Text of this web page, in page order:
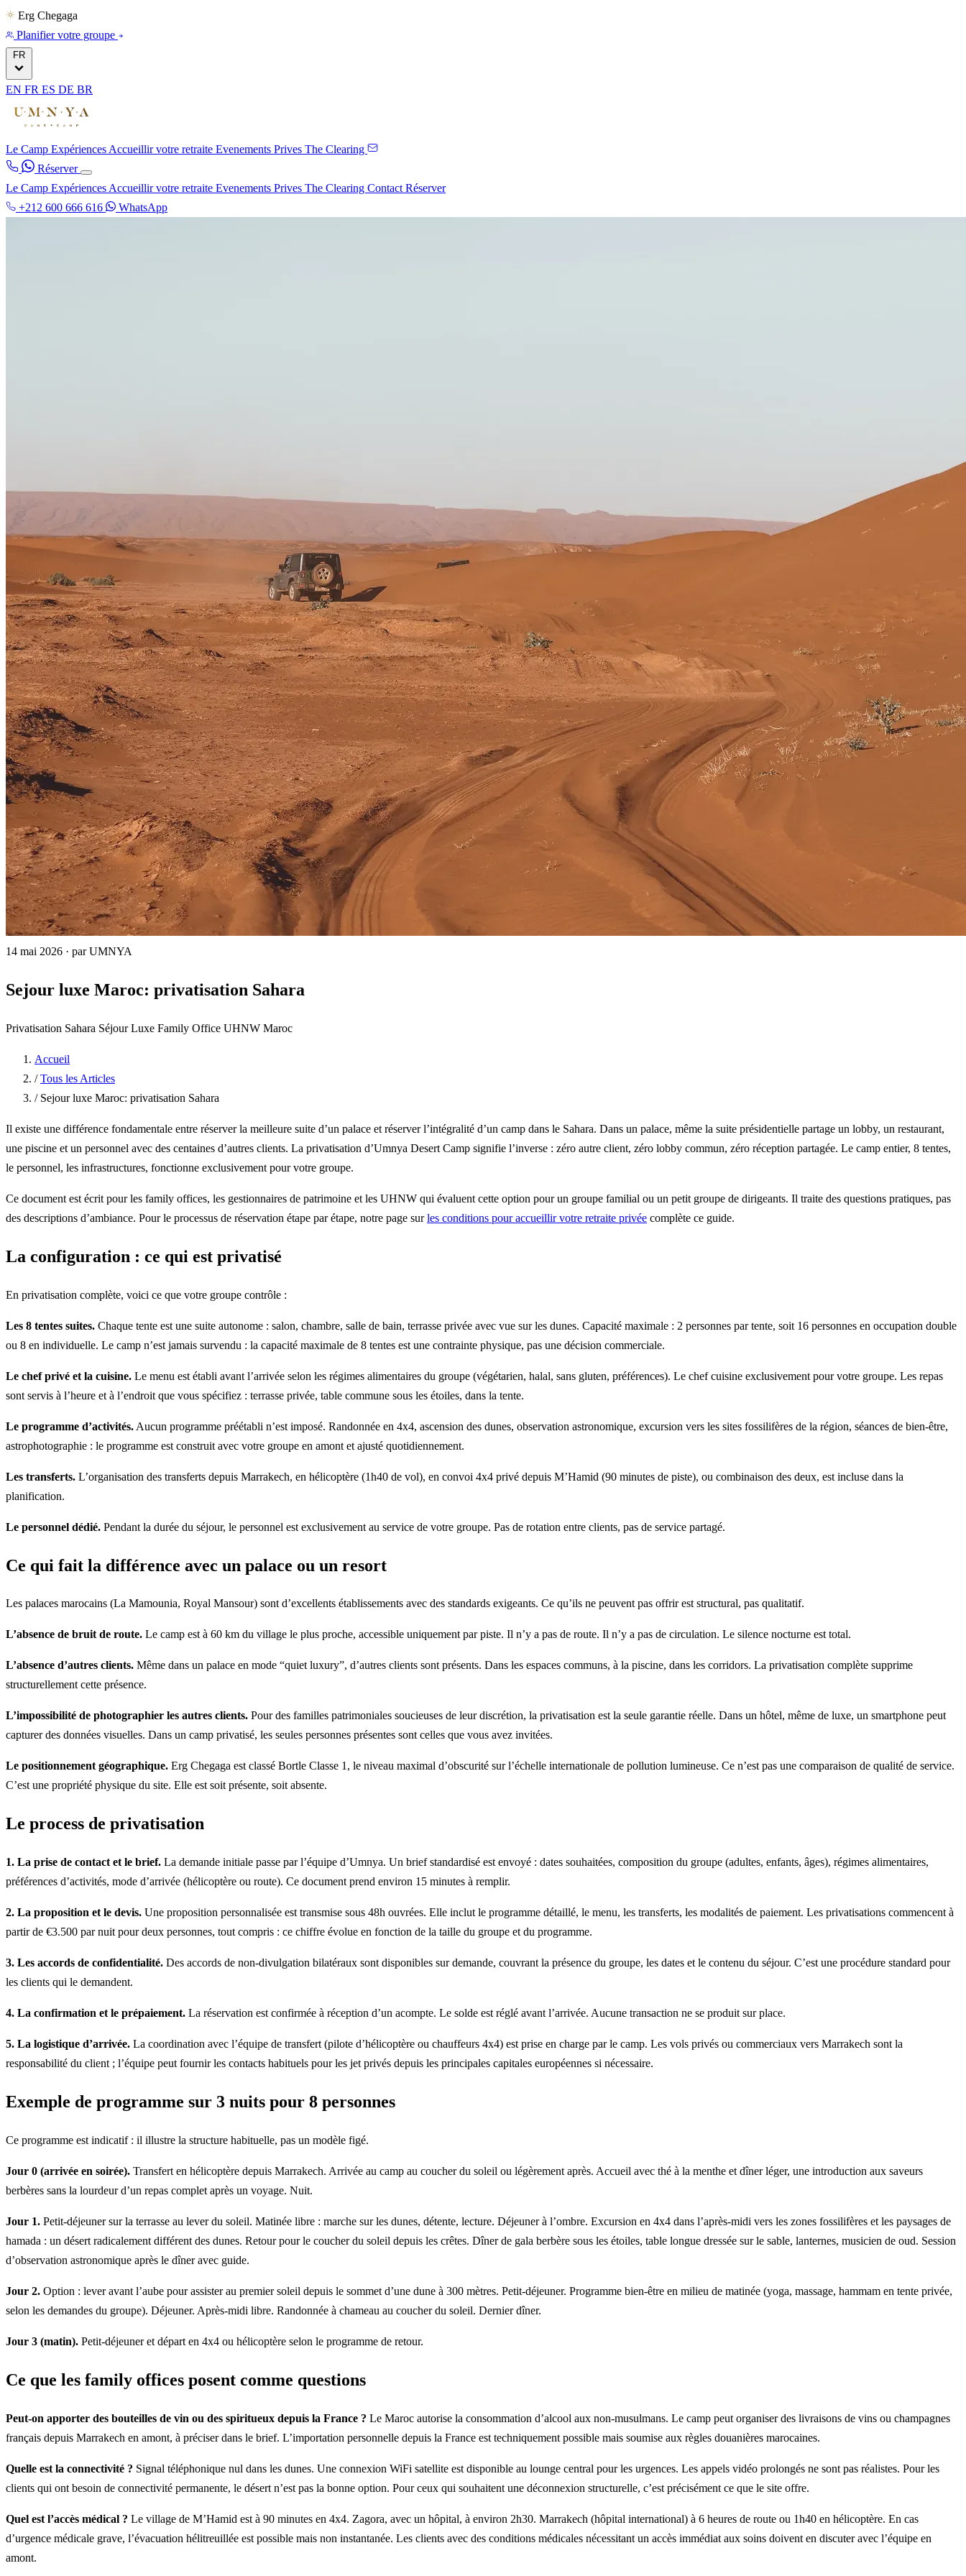
Erg Chegaga
Planifier votre groupe
FR
EN FR ES DE BR
Le Camp Expériences Accueillir votre retraite Evenements Prives The Clearing
Réserver
Le Camp Expériences Accueillir votre retraite Evenements Prives The Clearing Contact Réserver
+212 600 666 616
WhatsApp
14 mai 2026 · par UMNYA
Sejour luxe Maroc: privatisation Sahara
Privatisation Sahara Séjour Luxe Family Office UHNW Maroc
Accueil
/ Tous les Articles
/ Sejour luxe Maroc: privatisation Sahara
Il existe une différence fondamentale entre réserver la meilleure suite d’un palace et réserver l’intégralité d’un camp dans le Sahara. Dans un palace, même la suite présidentielle partage un lobby, un restaurant,
une piscine et un personnel avec des centaines d’autres clients. La privatisation d’Umnya Desert Camp signifie l’inverse : zéro autre client, zéro lobby commun, zéro réception partagée. Le camp entier, 8 tentes,
le personnel, les infrastructures, fonctionne exclusivement pour votre groupe.
Ce document est écrit pour les family offices, les gestionnaires de patrimoine et les UHNW qui évaluent cette option pour un groupe familial ou un petit groupe de dirigeants. Il traite des questions pratiques, pas
des descriptions d’ambiance. Pour le processus de réservation étape par étape, notre page surles conditions pour accueillir votre retraite privée complète ce guide.
La configuration : ce qui est privatisé
En privatisation complète, voici ce que votre groupe contrôle :
Les 8 tentes suites. Chaque tente est une suite autonome : salon, chambre, salle de bain, terrasse privée avec vue sur les dunes. Capacité maximale : 2 personnes par tente, soit 16 personnes en occupation double
ou 8 en individuelle. Le camp n’est jamais survendu : la capacité maximale de 8 tentes est une contrainte physique, pas une décision commerciale.
Le chef privé et la cuisine. Le menu est établi avant l’arrivée selon les régimes alimentaires du groupe (végétarien, halal, sans gluten, préférences). Le chef cuisine exclusivement pour votre groupe. Les repas
sont servis à l’heure et à l’endroit que vous spécifiez : terrasse privée, table commune sous les étoiles, dans la tente.
Le programme d’activités. Aucun programme préétabli n’est imposé. Randonnée en 4x4, ascension des dunes, observation astronomique, excursion vers les sites fossilifères de la région, séances de bien-être,
astrophotographie : le programme est construit avec votre groupe en amont et ajusté quotidiennement.
Les transferts. L’organisation des transferts depuis Marrakech, en hélicoptère (1h40 de vol), en convoi 4x4 privé depuis M’Hamid (90 minutes de piste), ou combinaison des deux, est incluse dans la
planification.
Le personnel dédié. Pendant la durée du séjour, le personnel est exclusivement au service de votre groupe. Pas de rotation entre clients, pas de service partagé.
Ce qui fait la différence avec un palace ou un resort
Les palaces marocains (La Mamounia, Royal Mansour) sont d’excellents établissements avec des standards exigeants. Ce qu’ils ne peuvent pas offrir est structural, pas qualitatif.
L’absence de bruit de route. Le camp est à 60 km du village le plus proche, accessible uniquement par piste. Il n’y a pas de route. Il n’y a pas de circulation. Le silence nocturne est total.
L’absence d’autres clients. Même dans un palace en mode “quiet luxury”, d’autres clients sont présents. Dans les espaces communs, à la piscine, dans les corridors. La privatisation complète supprime
structurellement cette présence.
L’impossibilité de photographier les autres clients. Pour des familles patrimoniales soucieuses de leur discrétion, la privatisation est la seule garantie réelle. Dans un hôtel, même de luxe, un smartphone peut
capturer des données visuelles. Dans un camp privatisé, les seules personnes présentes sont celles que vous avez invitées.
Le positionnement géographique. Erg Chegaga est classé Bortle Classe 1, le niveau maximal d’obscurité sur l’échelle internationale de pollution lumineuse. Ce n’est pas une comparaison de qualité de service.
C’est une propriété physique du site. Elle est soit présente, soit absente.
Le process de privatisation
1. La prise de contact et le brief. La demande initiale passe par l’équipe d’Umnya. Un brief standardisé est envoyé : dates souhaitées, composition du groupe (adultes, enfants, âges), régimes alimentaires,
préférences d’activités, mode d’arrivée (hélicoptère ou route). Ce document prend environ 15 minutes à remplir.
2. La proposition et le devis. Une proposition personnalisée est transmise sous 48h ouvrées. Elle inclut le programme détaillé, le menu, les transferts, les modalités de paiement. Les privatisations commencent à
partir de €3.500 par nuit pour deux personnes, tout compris : ce chiffre évolue en fonction de la taille du groupe et du programme.
3. Les accords de confidentialité. Des accords de non-divulgation bilatéraux sont disponibles sur demande, couvrant la présence du groupe, les dates et le contenu du séjour. C’est une procédure standard pour
les clients qui le demandent.
4. La confirmation et le prépaiement. La réservation est confirmée à réception d’un acompte. Le solde est réglé avant l’arrivée. Aucune transaction ne se produit sur place.
5. La logistique d’arrivée. La coordination avec l’équipe de transfert (pilote d’hélicoptère ou chauffeurs 4x4) est prise en charge par le camp. Les vols privés ou commerciaux vers Marrakech sont la
responsabilité du client ; l’équipe peut fournir les contacts habituels pour les jet privés depuis les principales capitales européennes si nécessaire.
Exemple de programme sur 3 nuits pour 8 personnes
Ce programme est indicatif : il illustre la structure habituelle, pas un modèle figé.
Jour 0 (arrivée en soirée). Transfert en hélicoptère depuis Marrakech. Arrivée au camp au coucher du soleil ou légèrement après. Accueil avec thé à la menthe et dîner léger, une introduction aux saveurs
berbères sans la lourdeur d’un repas complet après un voyage. Nuit.
Jour 1. Petit-déjeuner sur la terrasse au lever du soleil. Matinée libre : marche sur les dunes, détente, lecture. Déjeuner à l’ombre. Excursion en 4x4 dans l’après-midi vers les zones fossilifères et les paysages de
hamada : un désert radicalement différent des dunes. Retour pour le coucher du soleil depuis les crêtes. Dîner de gala berbère sous les étoiles, table longue dressée sur le sable, lanternes, musicien de oud. Session
d’observation astronomique après le dîner avec guide.
Jour 2. Option : lever avant l’aube pour assister au premier soleil depuis le sommet d’une dune à 300 mètres. Petit-déjeuner. Programme bien-être en milieu de matinée (yoga, massage, hammam en tente privée,
selon les demandes du groupe). Déjeuner. Après-midi libre. Randonnée à chameau au coucher du soleil. Dernier dîner.
Jour 3 (matin). Petit-déjeuner et départ en 4x4 ou hélicoptère selon le programme de retour.
Ce que les family offices posent comme questions
Peut-on apporter des bouteilles de vin ou des spiritueux depuis la France ? Le Maroc autorise la consommation d’alcool aux non-musulmans. Le camp peut organiser des livraisons de vins ou champagnes
français depuis Marrakech en amont, à préciser dans le brief. L’importation personnelle depuis la France est techniquement possible mais soumise aux règles douanières marocaines.
Quelle est la connectivité ? Signal téléphonique nul dans les dunes. Une connexion WiFi satellite est disponible au lounge central pour les urgences. Les appels vidéo prolongés ne sont pas réalistes. Pour les
clients qui ont besoin de connectivité permanente, le désert n’est pas la bonne option. Pour ceux qui souhaitent une déconnexion structurelle, c’est précisément ce que le site offre.
Quel est l’accès médical ? Le village de M’Hamid est à 90 minutes en 4x4. Zagora, avec un hôpital, à environ 2h30. Marrakech (hôpital international) à 6 heures de route ou 1h40 en hélicoptère. En cas
d’urgence médicale grave, l’évacuation hélitreuillée est possible mais non instantanée. Les clients avec des conditions médicales nécessitant un accès immédiat aux soins doivent en discuter avec l’équipe en
amont.